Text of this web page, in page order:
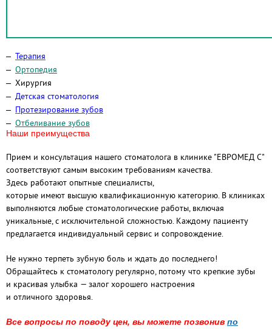
Терапия
Ортопедия
Хирургия
Детская стоматология
Протезирование зубов
Отбеливание зубов
Наши преимущества
Прием и консультация нашего стоматолога в клинике "ЕВРОМЕД С"
соответствуют самым высоким требованиям качества.
Здесь работают опытные специалисты,
которые имеют высшую квалификационную категорию. В клиниках
выполняются любые стоматологические работы, включая
уникальные, с исключительной сложностью. Каждому пациенту
предлагается индивидуальный сервис и сопровождение.
Не нужно терпеть зубную боль и ждать до последнего!
Обращайтесь к стоматологу регулярно, потому что крепкие зубы
и красивая улыбка — залог хорошего настроения
и отличного здоровья.
Все вопросы по поводу цен, вы можете позвонив по